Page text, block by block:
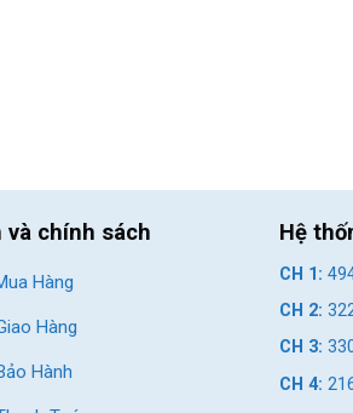
chính sách
Hàng
Hàng
Hành
Hệ
CH 1:
CH 2:
CH 3:
CH 4: